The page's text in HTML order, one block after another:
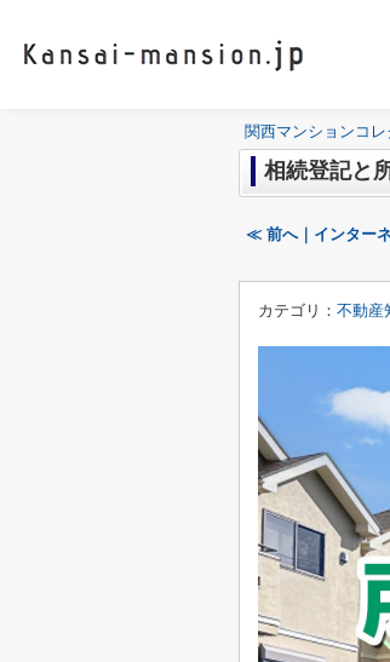
関西マンションコレ
相続登記と
≪ 前へ｜インター
カテゴリ： 不動産